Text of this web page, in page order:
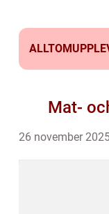
Mat-
26 november